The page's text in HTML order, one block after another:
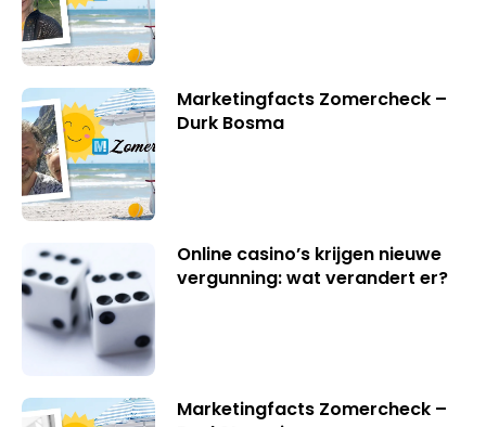
Marketingfacts Zomercheck –
Durk Bosma
Online casino’s krijgen nieuwe
vergunning: wat verandert er?
Marketingfacts Zomercheck –